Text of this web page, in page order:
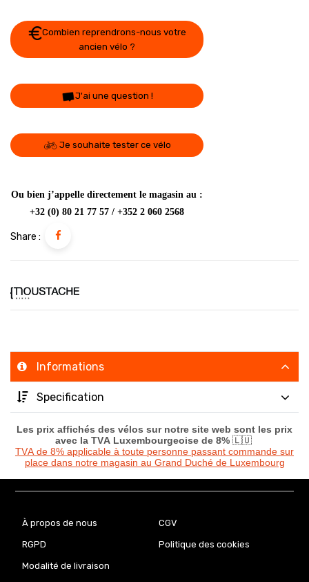
Combien reprendrons-nous votre
ancien vélo ?
J'ai une question !
Je souhaite tester ce vélo
Ou bien j’appelle directement le magasin au :
+32 (0) 80 21 77 57 / +352 2 060 2568
Share :
Informations
Specification
Les prix affichés des vélos sur notre site web sont les prix
avec la TVA Luxembourgeoise de 8% 🇱🇺
TVA de 8% applicable à toute personne passant commande sur
place dans notre magasin au Grand Duché de Luxembourg
À propos de nous CGV
RGPD Politique des cookies
Modalité de livraison